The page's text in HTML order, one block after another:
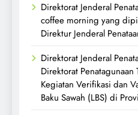
Direktorat Jenderal
coffee morning yang
Direktur Jenderal
Direktorat Jenderal
Direktorat Penatagunaan
Kegiatan Verifikasi dan
Baku Sawah (LBS) di